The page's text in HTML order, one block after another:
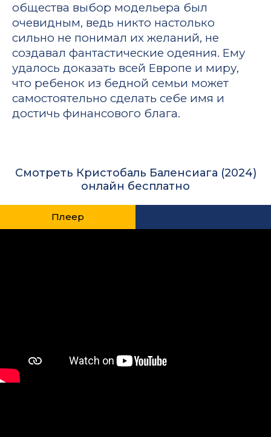
общества выбор модельера был
очевидным, ведь никто настолько
сильно не понимал их желаний, не
создавал фантастические одеяния. Ему
удалось доказать всей Европе и миру,
что ребенок из бедной семьи может
самостоятельно сделать себе имя и
достичь финансового блага.
Смотреть Кристобаль Баленсиага (2024)
онлайн бесплатно
Плеер